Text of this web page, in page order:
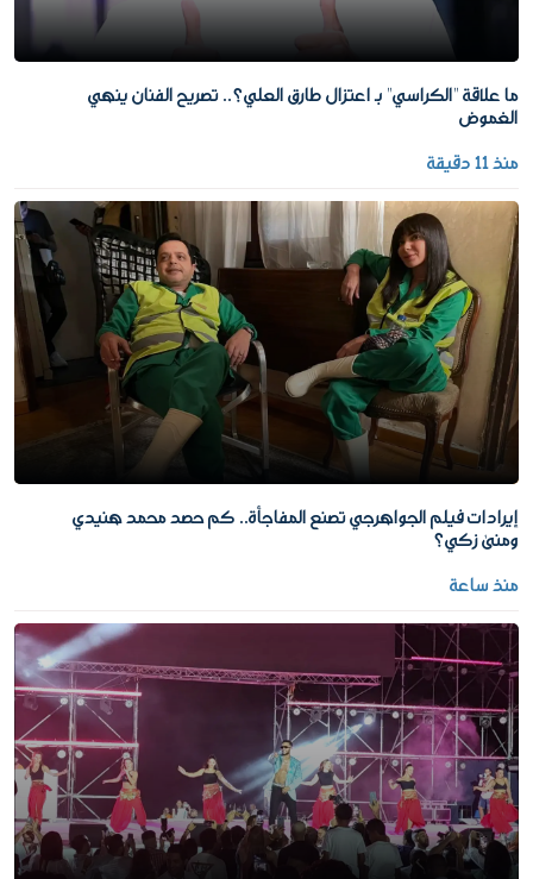
ما علاقة "الكراسي" بـ اعتزال طارق العلي؟.. تصريح الفنان ينهي
الغموض
منذ 11 دقيقة
إيرادات فيلم الجواهرجي تصنع المفاجأة.. كم حصد محمد هنيدي
ومنى زكي؟
منذ ساعة